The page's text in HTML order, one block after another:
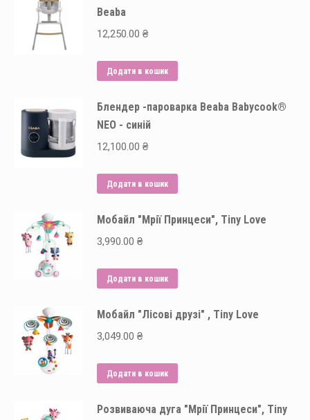
Beaba
12,250.00 ₴
Додати в кошик
Блендер -пароварка Beaba Babycook®
NEO - синій
12,100.00 ₴
Додати в кошик
Мобайл "Мрії Принцеси", Tiny Love
3,990.00 ₴
Додати в кошик
Мобайл "Лісові друзі" , Tiny Love
3,049.00 ₴
Додати в кошик
Розвиваюча дуга "Мрії Принцеси", Tiny